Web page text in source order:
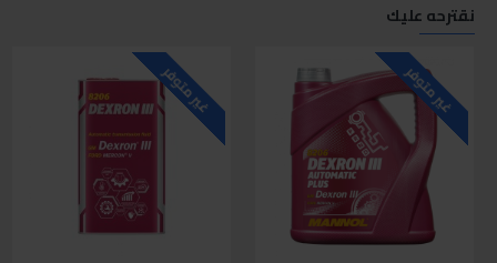
نقترحه عليك
غير متوفر غير متوفر